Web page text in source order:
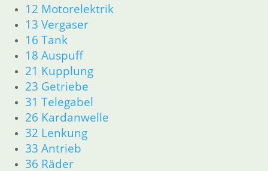
12 Motorelektrik
13 Vergaser
16 Tank
18 Auspuff
21 Kupplung
23 Getriebe
31 Telegabel
26 Kardanwelle
32 Lenkung
33 Antrieb
36 Räder
62 Instrumente
63 Scheinwerfer
R60/6 – R90/S
11 Motor
Dichtungen
Kolben/Kolbenringe
Zylinderkopf
12 Motorelektrik
13 Vergaser
16 Tank
18 Auspuff
21 Kupplung